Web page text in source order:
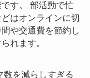
す。 部活動で忙
はオンラインに切
や交通費を節約し
れます。
数を減らしすぎる